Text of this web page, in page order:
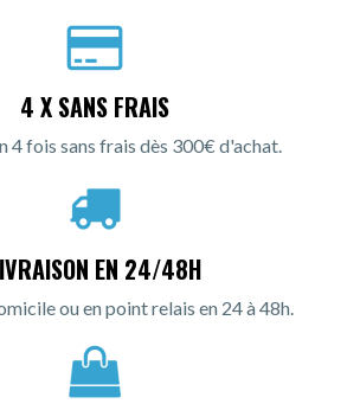
4 X SANS FRAIS
4 fois sans frais dès 300€ d'achat.
EN 24/48H
ou en point relais en 24 à 48h.